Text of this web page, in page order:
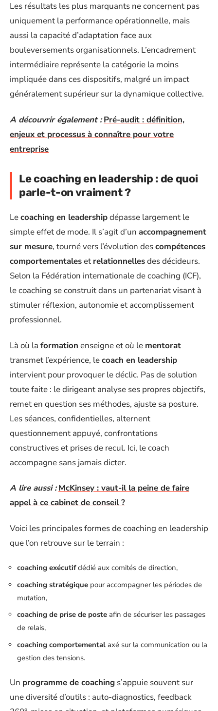
Les résultats les plus marquants ne concernent pas
uniquement la performance opérationnelle, mais
aussi la capacité d’adaptation face aux
bouleversements organisationnels. L’encadrement
intermédiaire représente la catégorie la moins
impliquée dans ces dispositifs, malgré un impact
généralement supérieur sur la dynamique collective.
A découvrir également : Pré-audit : définition,
enjeux et processus à connaître pour votre
entreprise
Le coaching en leadership : de quoi
parle-t-on vraiment ?
Lecoaching en leadershipdépasse largement le
simple effet de mode. Il s’agit d’un accompagnement
sur mesure, tourné vers l’évolution descompétences
comportementaleset relationnellesdes décideurs.
Selon la Fédération internationale de coaching (ICF),
le coaching se construit dans un partenariat visant à
stimuler réflexion, autonomie et accomplissement
professionnel.
Là où la formation enseigne et où le mentorat
transmet l’expérience, lecoach en leadership
intervient pour provoquer le déclic. Pas de solution
toute faite : le dirigeant analyse ses propres objectifs,
remet en question ses méthodes, ajuste sa posture.
Les séances, confidentielles, alternent
questionnement appuyé, confrontations
constructives et prises de recul. Ici, le coach
accompagne sans jamais dicter.
A lire aussi : McKinsey : vaut-il la peine de faire
appel à ce cabinet de conseil ?
Voici les principales formes de coaching en leadership
que l’on retrouve sur le terrain :
coaching exécutifdédié aux comités de direction,
coaching stratégique pour accompagner les périodes de
mutation,
coaching de prise de poste afin de sécuriser les passages
de relais,
coaching comportemental axé sur la communication ou la
gestion des tensions.
Un programme de coaching s’appuie souvent sur
une diversité d’outils : auto-diagnostics, feedback